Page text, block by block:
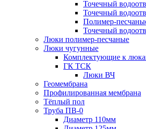
Точечный
Точечный
Полимер-
Точечный
Люки полимер-песчаные
Люки чугунные
Комплектующие к
ГК ТСК
Люки ВЧ
Геомембрана
Профилированная мембрана
Тёплый пол
Труба ПВ-0
Диаметр 110мм